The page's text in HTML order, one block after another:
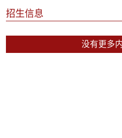
招生信息
没有更多